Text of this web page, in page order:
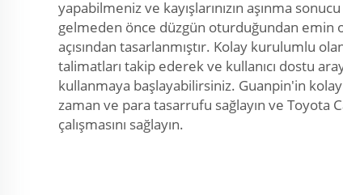
yapabilmeniz ve kayışlarınızın aşınma
gelmeden önce düzgün oturduğundan emin
açısından tasarlanmıştır. Kolay kurulumlu
talimatları takip ederek ve kullanıcı dostu
kullanmaya başlayabilirsiniz. Guanpin'in kolay
zaman ve para tasarrufu sağlayın ve Toyota
çalışmasını sağlayın.